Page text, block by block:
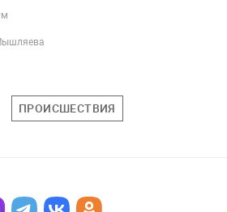
ПРОИСШЕСТВИЯ